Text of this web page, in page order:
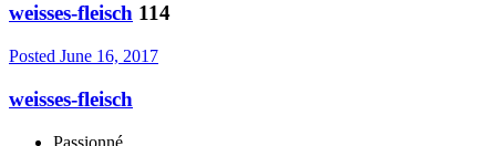
weisses-fleisch 114
Posted June 16, 2017
weisses-fleisch
Passionné